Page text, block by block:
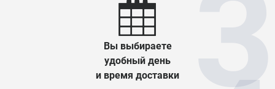
Вы выбираете
удобный день
и время доставки